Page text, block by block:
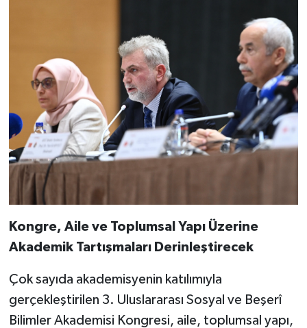
Kongre, Aile ve Toplumsal Yapı Üzerine
Akademik Tartışmaları Derinleştirecek
Çok sayıda akademisyenin katılımıyla
gerçekleştirilen 3. Uluslararası Sosyal ve Beşerî
Bilimler Akademisi Kongresi, aile, toplumsal yapı,